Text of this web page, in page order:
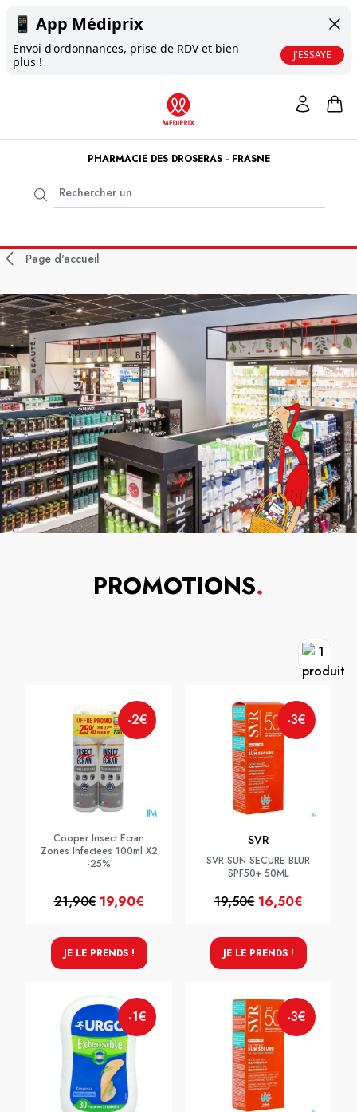
📱 App Médiprix
Envoi d'ordonnances, prise de RDV et bien
plus !
J'ESSAYE
PHARMACIE DES DROSERAS - FRASNE
Page d'accueil
PROMOTIONS.
-2€
Cooper Insect Ecran
Zones Infectees 100ml X2
-25%
21,90€ 19,90€
JE LE PRENDS !
-3€
SVR
SVR SUN SECURE BLUR
SPF50+ 50ML
19,50€ 16,50€
JE LE PRENDS !
-1€ -3€